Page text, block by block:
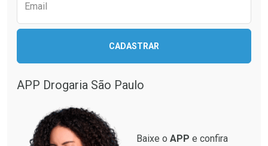
Comprar sem Desconto
Por R$ 17,59/cada
Por R$ 17,59/cada
Por R$ 27,99/cada
Email
CADASTRAR
APP Drogaria São Paulo
Baixe o APP e confira